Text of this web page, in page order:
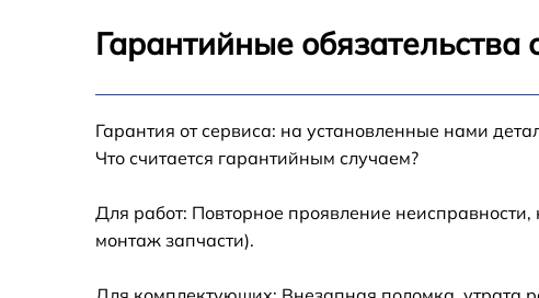
Замена кнопки включения Sony PXW-
X400KC
X400KC
Гарантийные
Гарантия от сервиса: на установленные нами
Что считается гарантийным случаем?
Для работ: Повторное проявление
монтаж запчасти).